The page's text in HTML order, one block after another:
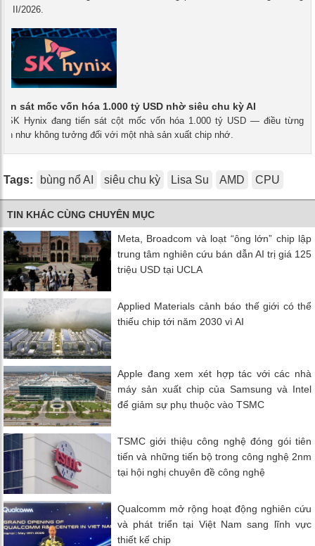
II/2026.
sát mốc vốn hóa 1.000 tỷ USD nhờ siêu chu kỳ AI
- SK Hynix đang tiến sát cột mốc vốn hóa 1.000 tỷ USD — điều từng
như không tưởng đối với một nhà sản xuất chip nhớ.
Tags: bùng nổ AI siêu chu kỳ Lisa Su AMD CPU
TIN KHÁC CÙNG CHUYÊN MỤC
Meta, Broadcom và loạt “ông lớn” chip lập
trung tâm nghiên cứu bán dẫn AI trị giá 125
triệu USD tại UCLA
Applied Materials cảnh báo thế giới có thể
thiếu chip tới năm 2030 vì AI
Apple đang xem xét hợp tác với các nhà
máy sản xuất chip của Samsung và Intel
để giảm sự phụ thuộc vào TSMC
TSMC giới thiệu công nghệ đóng gói tiên
tiến và những tiến bộ trong công nghệ 2nm
tại hội nghị chuyên đề công nghệ
Qualcomm mở rộng hoạt động nghiên cứu
và phát triển tại Việt Nam sang lĩnh vực
thiết kế chip